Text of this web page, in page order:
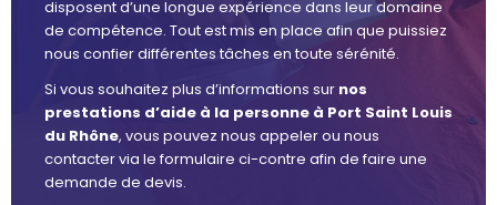
disposent d’une longue expérience dans leur domaine
de compétence. Tout est mis en place afin que puissiez
nous confier différentes tâches en toute sérénité.
Si vous souhaitez plus d’informations sur nos
prestations d’aide à la personne à Port Saint Louis
du Rhône, vous pouvez nous appeler ou nous
contacter via le formulaire ci-contre afin de faire une
demande de devis.